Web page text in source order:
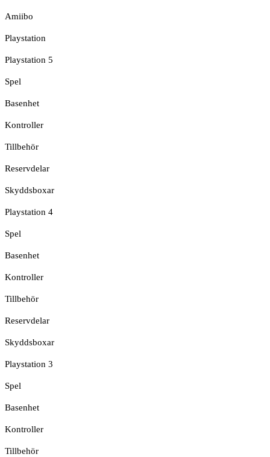
Amiibo
Playstation
Playstation 5
Spel
Basenhet
Kontroller
Tillbehör
Reservdelar
Skyddsboxar
Playstation 4
Spel
Basenhet
Kontroller
Tillbehör
Reservdelar
Skyddsboxar
Playstation 3
Spel
Basenhet
Kontroller
Tillbehör